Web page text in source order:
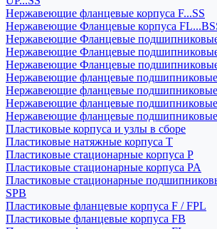
Нержавеющие фланцевые корпуса F...SS
Нержавеющие Фланцевые корпуса
Нержавеющие Фланцевые
Нержавеющие Фланцевые
Нержавеющие Фланцевые
Нержавеющие фланцевые
Нержавеющие фланцевые
Нержавеющие фланцевые
Нержавеющие фланцевые
Пластиковые корпуса и узлы в сборе
Пластиковые натяжные корпуса T
Пластиковые стационарные корпуса P
Пластиковые стационарные корпуса PA
Пластиковые стационарные
SPB
Пластиковые фланцевые корпуса F / FPL
Пластиковые фланцевые корпуса FB